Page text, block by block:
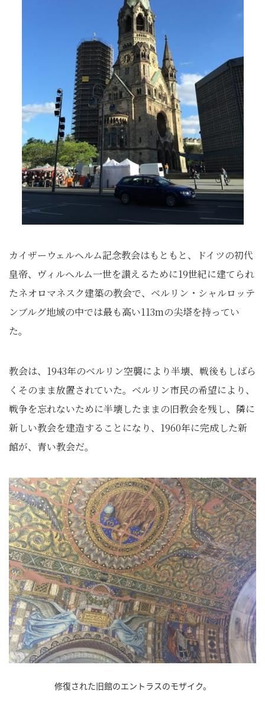
カイザーウェルヘルム記念教会はもともと、ドイツの初代
皇帝、ヴィルヘルム一世を讃えるために19世紀に建てられ
たネオロマネスク建築の教会で、ベルリン・シャルロッテ
ンブルグ地域の中では最も高い113mの尖塔を持ってい
た。
教会は、1943年のベルリン空襲により半壊、戦後もしばら
くそのまま放置されていた。ベルリン市民の希望により、
戦争を忘れないために半壊したままの旧教会を残し、隣に
新しい教会を建造することになり、1960年に完成した新
館が、青い教会だ。
修復された旧館のエントラスのモザイク。